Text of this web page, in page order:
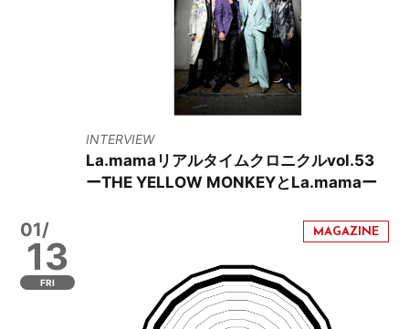
INTERVIEW
La.mamaリアルタイムクロニクルvol.53
ーTHE YELLOW MONKEYとLa.mamaー
01/
13
FRI